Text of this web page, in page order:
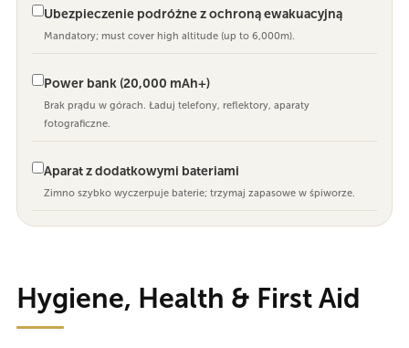
Ubezpieczenie podróżne z ochroną ewakuacyjną
Mandatory; must cover high altitude (up to 6,000m).
Power bank (20,000 mAh+)
Brak prądu w górach. Ładuj telefony, reflektory, aparaty
fotograficzne.
Aparat z dodatkowymi bateriami
Zimno szybko wyczerpuje baterie; trzymaj zapasowe w śpiworze.
Hygiene, Health & First Aid